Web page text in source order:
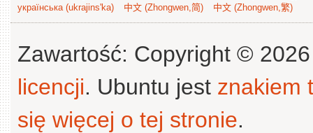
українська (ukrajins'ka)
中文 (Zhongwen,简) 中文 (Zhongwen,繁)
Zawartość: Copyright ©
licencji. Ubuntu jest znakiem
się więcej o tej stronie.